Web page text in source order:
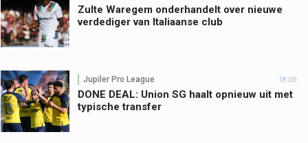
Zulte Waregem onderhandelt over nieuwe
verdediger van Italiaanse club
Jupiler Pro League 18:00
DONE DEAL: Union SG haalt opnieuw uit met
typische transfer